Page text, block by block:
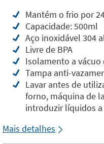
Mantém o frio por
Capacidade: 500ml
Aço inoxidável 304
Livre de BPA
Isolamento a
Tampa anti-
Lavar antes de
forno, máquina de
introduzir líquidos a
Mais detalhes